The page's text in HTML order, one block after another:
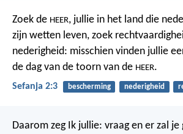
Zoek de HEER, jullie in het land die
zijn wetten leven, zoek
nederigheid: misschien vinden jullie
de dag van de toorn van de HEER.
Sefanja 2:3 bescherming nederigheid
Daarom zeg Ik jullie: vraag en er zal